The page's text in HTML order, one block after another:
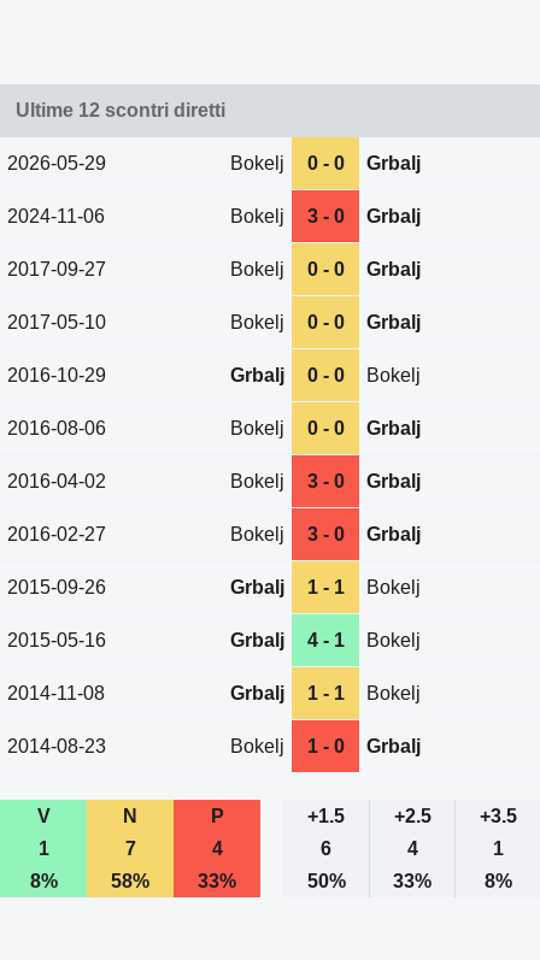
Ultime 12 scontri diretti
2026-05-29 Bokelj 0 - 0 Grbalj
2024-11-06 Bokelj 3 - 0 Grbalj
2017-09-27 Bokelj 0 - 0 Grbalj
2017-05-10 Bokelj 0 - 0 Grbalj
2016-10-29 Grbalj 0 - 0 Bokelj
2016-08-06 Bokelj 0 - 0 Grbalj
2016-04-02 Bokelj 3 - 0 Grbalj
2016-02-27 Bokelj 3 - 0 Grbalj
2015-09-26 Grbalj 1 - 1 Bokelj
2015-05-16 Grbalj 4 - 1 Bokelj
2014-11-08 Grbalj 1 - 1 Bokelj
2014-08-23 Bokelj 1 - 0 Grbalj
V N P +1.5 +2.5
+3.5
1
7 4 6 4
1
8%
58% 33% 50% 33% 8%